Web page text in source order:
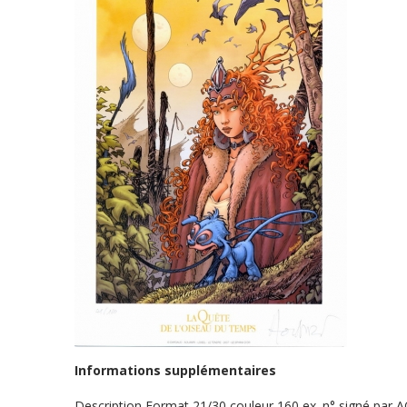
Informations supplémentaires